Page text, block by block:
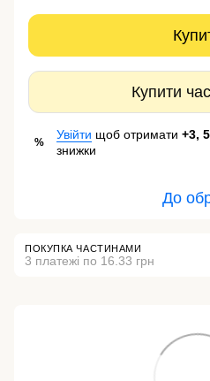
Купити
%
Увійти щоб отримати +3,
знижки
До
ПОКУПКА ЧАСТИНАМИ
3 платежі по 16.33 грн